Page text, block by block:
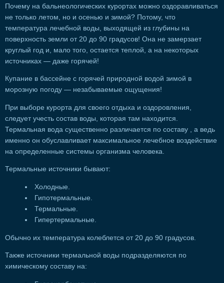
Почему на бальнеологических курортах можно оздоравливаться
не только летом, но и осенью и зимой? Потому, что
температура лечебной воды, выходящей из глубины на
поверхность земли от 20 до 90 градусов! Она не замерзает
круглый год и, мало того, остается теплой, а на некоторых
источниках — даже горячей!
Купание в бассейне с горячей природной водой зимой в
морозную погоду — незабываемые ощущения!
При выборе курорта для своего отдыха и оздоровления,
следует учесть состав воды, которая там находится.
Термальная вода существенно различается по составу , а ведь
именно он обуславливает максимальное лечебное воздействие
на определенные системы организма человека.
Термальные источники бывают:
Холодные.
Гипотермальные.
Термальные.
Гипертермальные.
Обычно их температура колеблется от 20 до 90 градусов.
Также источники термальной воды подразделяются по
химическому составу на: